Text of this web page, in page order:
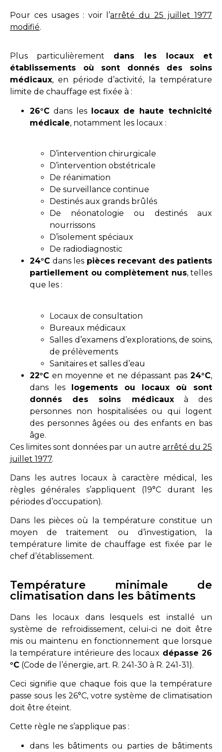
Pour ces usages : voir l’arrêté du 25 juillet 1977
modifié.
Plus particulièrement dans les locaux et
établissements où sont donnés des soins
médicaux, en période d’activité, la température
limite de chauffage est fixée à :
26°C dans les locaux de haute technicité
médicale, notamment les locaux :
D’intervention chirurgicale
D’intervention obstétricale
De réanimation
De surveillance continue
Destinés aux grands brûlés
De néonatologie ou destinés aux
nourrissons
D’isolement spéciaux
De radiodiagnostic
24°C dans les pièces recevant des patients
partiellement ou complètement nus, telles
que les :
Locaux de consultation
Bureaux médicaux
Salles d’examens d’explorations, de soins,
de prélèvements
Sanitaires et salles d’eau
22°C en moyenne et ne dépassant pas 24°C,
dans les logements ou locaux où sont
donnés des soins médicauxà des
personnes non hospitalisées ou qui logent
des personnes âgées ou des enfants en bas
âge.
Ces limites sont données par un autre arrêté du 25
juillet 1977.
Dans les autres locaux à caractère médical, les
règles générales s’appliquent (19°C durant les
périodes d’occupation).
Dans les pièces où la température constitue un
moyen de traitement ou d’investigation, la
température limite de chauffage est fixée par le
chef d’établissement.
Température minimale de
climatisation dans les bâtiments
Dans les locaux dans lesquels est installé un
système de refroidissement, celui-ci ne doit être
mis ou maintenu en fonctionnement que lorsque
la température intérieure des locaux dépasse 26
°C (Code de l’énergie, art. R. 241-30 à R. 241-31).
Ceci signifie que chaque fois que la température
passe sous les 26°C, votre système de climatisation
doit être éteint.
Cette règle ne s’applique pas :
dans les bâtiments ou parties de bâtiments